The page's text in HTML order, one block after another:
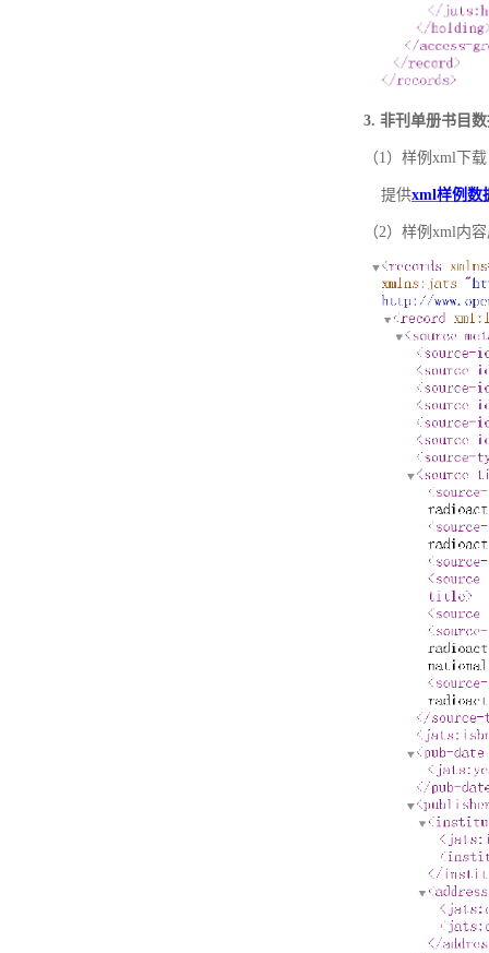
3. 非刊单册书目
（1）样例xml下载
提供xml样例数
（2）样例xml内